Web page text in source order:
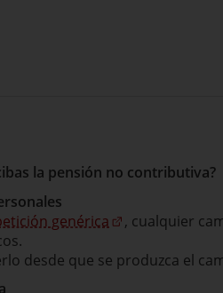
la pensión no contributiva?
genérica
, cualquier
desde que se produzca el